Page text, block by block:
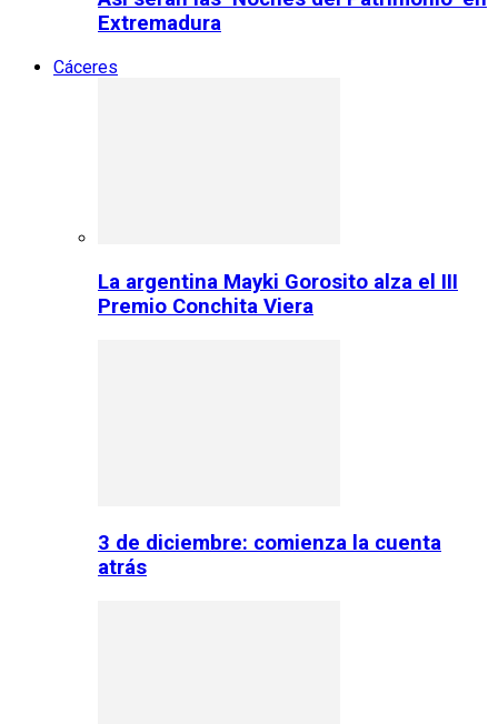
Extremadura
Cáceres
La argentina Mayki Gorosito alza el III
Premio Conchita Viera
3 de diciembre: comienza la cuenta
atrás